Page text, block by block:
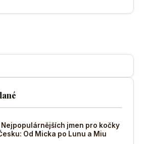
Nejpopulárnějších jmen pro kočky
Od Micka po Lunu a Miu